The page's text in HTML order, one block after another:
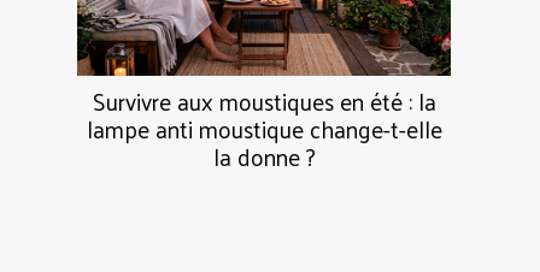
Survivre aux moustiques en été : la
lampe anti moustique change-t-elle
la donne ?